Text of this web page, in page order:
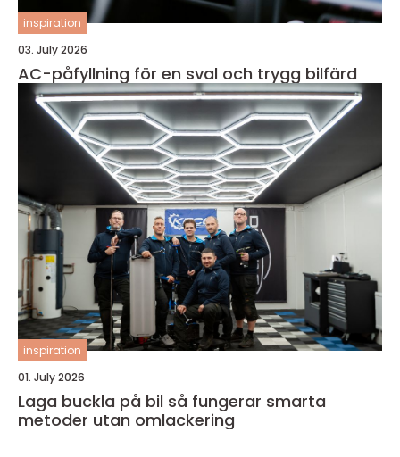
inspiration
03. July 2026
AC-påfyllning för en sval och trygg bilfärd
inspiration
01. July 2026
Laga buckla på bil så fungerar smarta
metoder utan omlackering